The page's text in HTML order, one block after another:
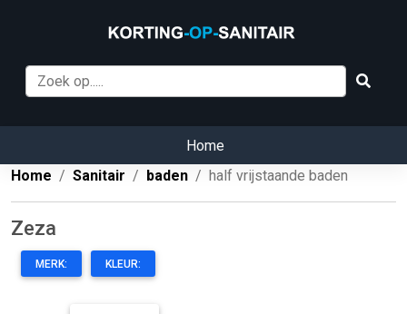
Home
Home
Sanitair baden half vrijstaande baden
Zeza
MERK: KLEUR: